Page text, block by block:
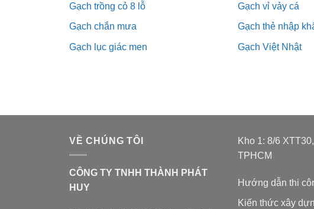
Gạch trồng cỏ 8 lỗ
Gạch chắn mưa
Gạch lục giác men
Gạch vỉ vảy cá
Gạch thẻ nhập
Gạch Việt Nhật
VỀ CHÚNG TÔI
CÔNG TY TNHH THÀNH PHÁT
HUY
Kho 1: 8/6
TPHCM
Hướng dẫn thi
Kiến thức xây